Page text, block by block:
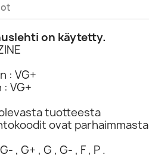
on käytetty.
: VG+
VG+
tuotteesta
ovat parhaimmasta
, G+ , G , G- , F , P .